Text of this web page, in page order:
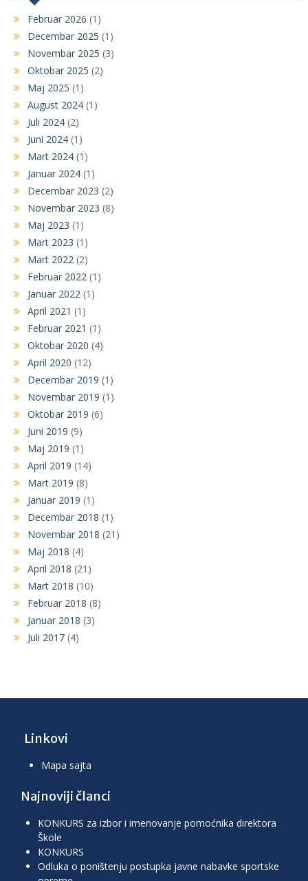
Februar 2026 (1)
Decembar 2025 (1)
Novembar 2025 (3)
Oktobar 2025 (2)
Maj 2025 (1)
August 2024 (1)
Juli 2024 (2)
Juni 2024 (1)
Mart 2024 (1)
Januar 2024 (1)
Decembar 2023 (2)
Novembar 2023 (8)
Maj 2023 (1)
Mart 2023 (1)
Mart 2022 (2)
Februar 2022 (1)
Januar 2022 (1)
April 2021 (1)
Februar 2021 (1)
Oktobar 2020 (4)
April 2020 (12)
Decembar 2019 (1)
Novembar 2019 (1)
Oktobar 2019 (6)
Juni 2019 (9)
Maj 2019 (1)
April 2019 (14)
Mart 2019 (8)
Januar 2019 (1)
Decembar 2018 (1)
Novembar 2018 (21)
Maj 2018 (4)
April 2018 (21)
Mart 2018 (10)
Februar 2018 (8)
Januar 2018 (3)
Juli 2017 (4)
Linkovi
Mapa sajta
Najnoviji članci
KONKURS za izbor i imenovanje pomoćnika direktora
Škole
KONKURS
Odluka o poništenju postupka javne nabavke sportske